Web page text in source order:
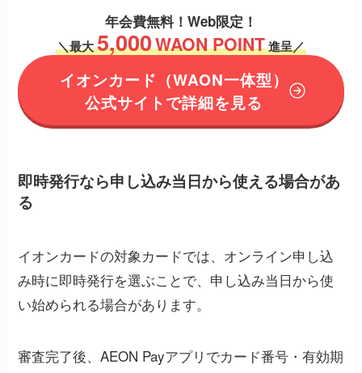
年会費無料！ Web限定！
＼最大5,000WAON POINT進呈／
イオンカード （WAON一体型）
公式サイトで詳細を見る
即時発行なら申し込み当日から使える場合があ
る
イオンカードの対象カードでは、オンライン申し込
み時に即時発行を選ぶことで、申し込み当日から使
い始められる場合があります。
審査完了後、AEON Payアプリでカード番号・有効期